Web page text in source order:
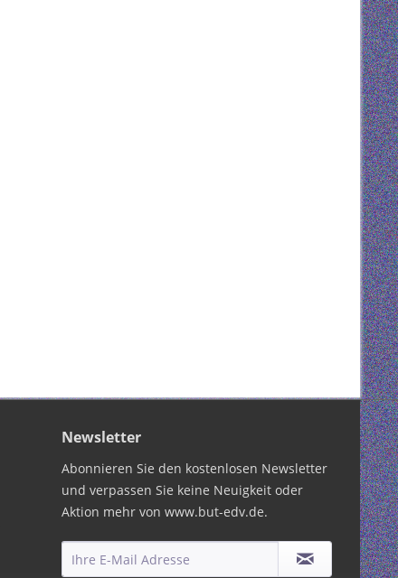
Newsletter
Abonnieren Sie den kostenlosen Newsletter
und verpassen Sie keine Neuigkeit oder
Aktion mehr von www.but-edv.de.